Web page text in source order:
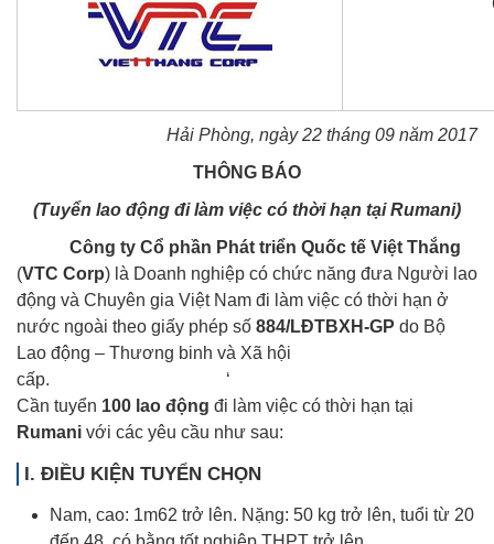
Hải Phòng, ngày22 tháng 09 năm 2017
THÔNG BÁO
(Tuyển lao động đi làm việc có thời hạn tạiRumani)
Công ty Cổ phần Phát triển Quốc tế Việt Thắng
(VTC Corp) là Doanh nghiệp có chức năng đưa Người lao
động và Chuyên gia Việt Nam đi làm việc có thời hạn ở
nước ngoài theo giấy phép số 884/LĐTBXH-GP do Bộ
Lao động – Thương binh và Xã hội
cấp. ‘
Cần tuyển 100 lao động đi làm việc có thời hạn tại
Rumani với các yêu cầu như sau:
I. ĐIỀU KIỆN TUYỂN CHỌN
Nam, cao: 1m62 trở lên. Nặng: 50 kg trở lên, tuổi từ 20